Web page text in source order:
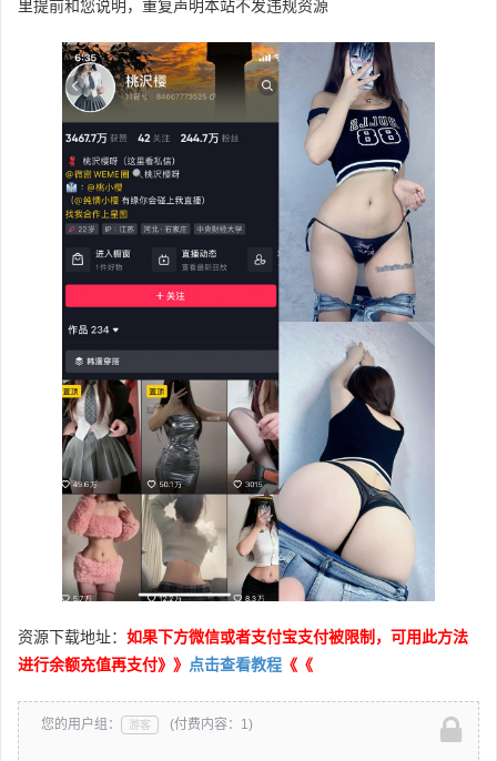
里提前和您说明，重复声明本站不发违规资源
资源下载地址： 如果下方微信或者支付宝支付被限制，可用此方法
进行余额充值再支付》》 点击查看教程 《《
您的用户组： 游客 (付费内容：1)